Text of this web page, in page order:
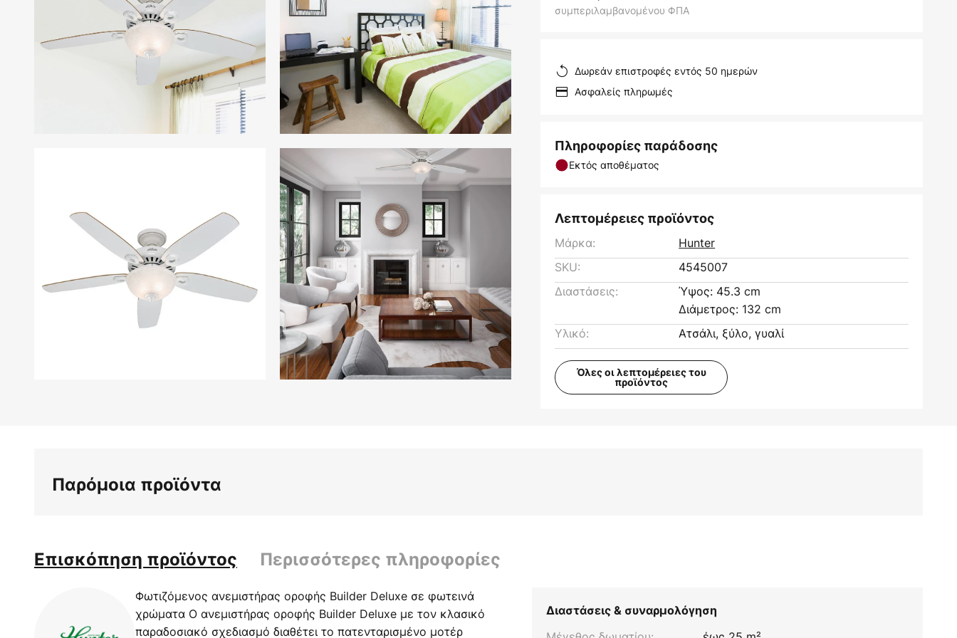
εικόνων
συμπεριλαμβανομένου ΦΠΑ
Δωρεάν επιστροφές εντός 50 ημερών
Ασφαλείς πληρωμές
Πληροφορίες παράδοσης
Εκτός αποθέματος
Λεπτομέρειες προϊόντος
Μάρκα:
Hunter
SKU:
4545007
Διαστάσεις:
Ύψος: 45.3 cm
Διάμετρος: 132 cm
Υλικό:
Ατσάλι, ξύλο, γυαλί
Όλες οι λεπτομέρειες του
προϊόντος
Παρόμοια προϊόντα
Επισκόπηση προϊόντος Περισσότερες πληροφορίες
Φωτιζόμενος ανεμιστήρας οροφής Builder Deluxe σε φωτεινά
χρώματα Ο ανεμιστήρας οροφής Builder Deluxe με τον κλασικό
παραδοσιακό σχεδιασμό διαθέτει το πατενταρισμένο μοτέρ
Διαστάσεις & συναρμολόγηση